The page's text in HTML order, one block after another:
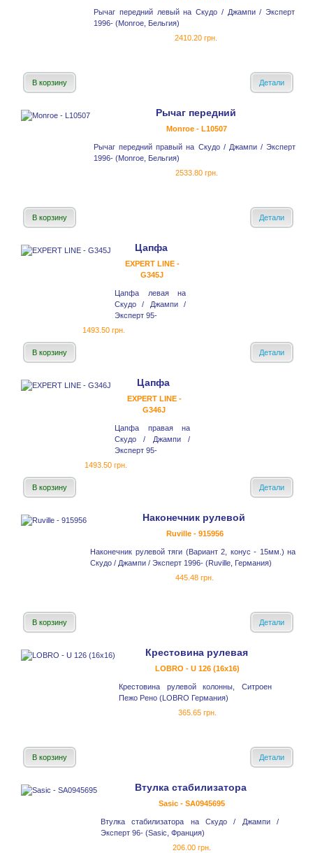
Рычаг передний левый на Скудо / Джампи / Эксперт
1996- (Monroe, Бельгия)
2410.20 грн.
В корзину Детали
Рычаг передний
Monroe - L10507
Рычаг передний правый на Скудо / Джампи / Эксперт
1996- (Monroe, Бельгия)
2533.80 грн.
В корзину Детали
Цапфа
EXPERT LINE -
G345J
Цапфа левая на
Скудо / Джампи /
Эксперт 95-
1493.50 грн.
В корзину Детали
Цапфа
EXPERT LINE -
G346J
Цапфа правая на
Скудо / Джампи /
Эксперт 95-
1493.50 грн.
В корзину Детали
Наконечник рулевой
Ruville - 915956
Наконечник рулевой тяги (Вариант 2, конус - 15мм.) на
Скудо / Джампи / Эксперт 1996- (Ruville, Германия)
445.48 грн.
В корзину Детали
Крестовина рулевая
LOBRO - U 126 (16x16)
Крестовина рулевой колонны, Ситроен
Пежо Рено (LOBRO Германия)
365.65 грн.
В корзину Детали
Втулка стабилизатора
Sasic - SA0945695
Втулка стабилизатора на Скудо / Джампи /
Эксперт 96- (Sasic, Франция)
206.00 грн.